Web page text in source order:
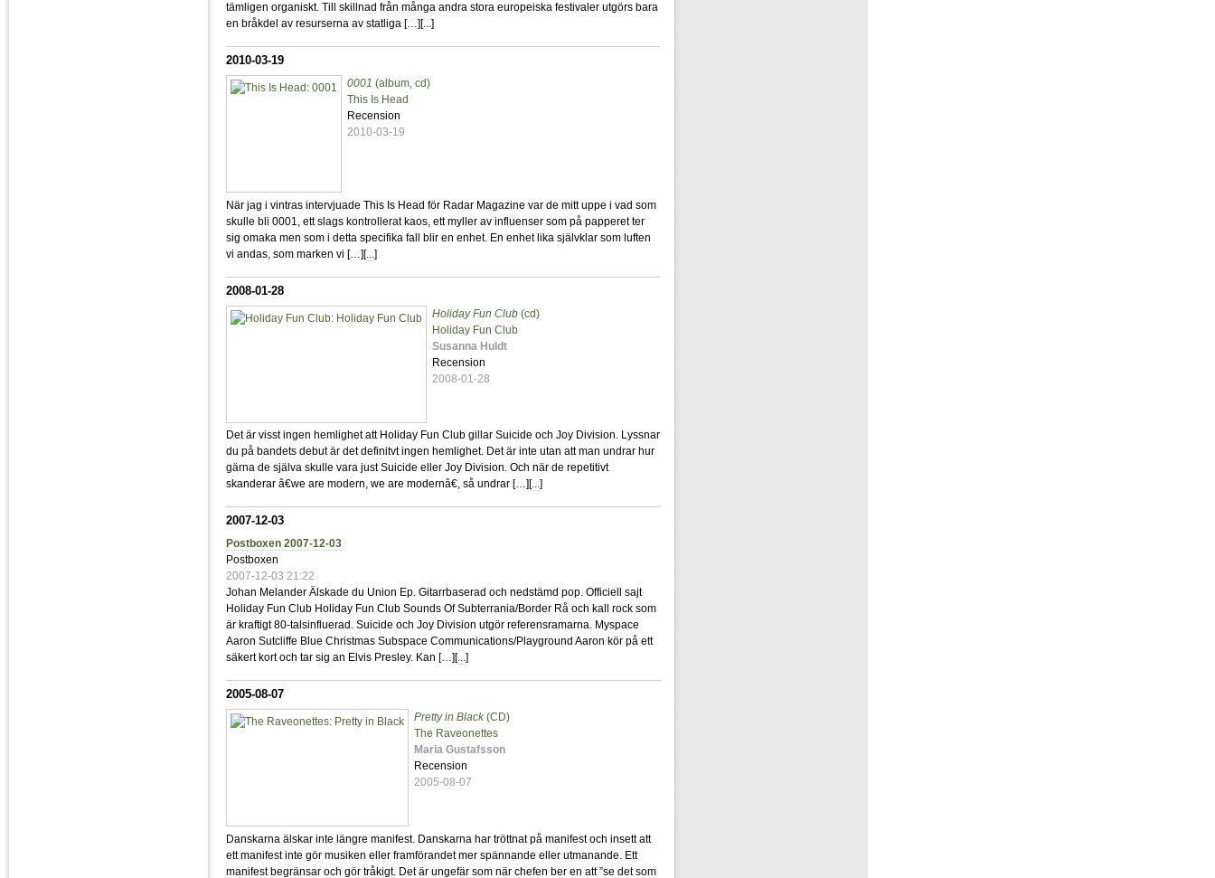
tämligen organiskt. Till skillnad från många andra stora europeiska festivaler utgörs bara
en bråkdel av resurserna av statliga […][...]
2010-03-19
0001 (album, cd)
This Is Head
Recension
2010-03-19
När jag i vintras intervjuade This Is Head för Radar Magazine var de mitt uppe i vad som
skulle bli 0001, ett slags kontrollerat kaos, ett myller av influenser som på papperet ter
sig omaka men som i detta specifika fall blir en enhet. En enhet lika självklar som luften
vi andas, som marken vi […][... ]
2008-01-28
Holiday Fun Club (cd)
Holiday Fun Club
Susanna Huldt
Recension
2008-01-28
Det är visst ingen hemlighet att Holiday Fun Club gillar Suicide och Joy Division. Lyssnar
du på bandets debut är det definitvt ingen hemlighet. Det är inte utan att man undrar hur
gärna de själva skulle vara just Suicide eller Joy Division. Och när de repetitivt
skanderar â€we are modern, we are modernâ€, så undrar […][...]
2007-12-03
Postboxen 2007-12-03
Postboxen
2007-12-03 21:22
Johan Melander Älskade du Union Ep. Gitarrbaserad och nedstämd pop. Officiell sajt
Holiday Fun Club Holiday Fun Club Sounds Of Subterrania/Border Rå och kall rock som
är kraftigt 80-talsinfluerad. Suicide och Joy Division utgör referensramarna. Myspace
Aaron Sutcliffe Blue Christmas Subspace Communications/Playground Aaron kör på ett
säkert kort och tar sig an Elvis Presley. Kan […][...]
2005-08-07
Pretty in Black(CD)
The Raveonettes
Maria Gustafsson
Recension
2005-08-07
Danskarna älskar inte längre manifest. Danskarna har tröttnat på manifest och insett att
ett manifest inte gör musiken eller framförandet mer spännande eller utmanande. Ett
manifest begränsar och gör tråkigt. Det är ungefär som när chefen ber en att ”se det som